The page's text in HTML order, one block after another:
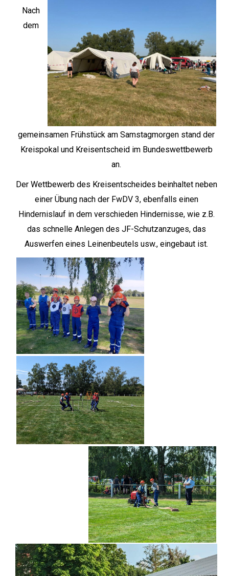
Nach
dem
gemeinsamen Frühstück am Samstagmorgen stand der
Kreispokal und Kreisentscheid im Bundeswettbewerb
an.
Der Wettbewerb des Kreisentscheides beinhaltet neben
einer Übung nach der FwDV 3, ebenfalls einen
Hindernislauf in dem verschieden Hindernisse, wie z.B.
das schnelle Anlegen des JF-Schutzanzuges, das
Auswerfen eines Leinenbeutels usw., eingebaut ist.